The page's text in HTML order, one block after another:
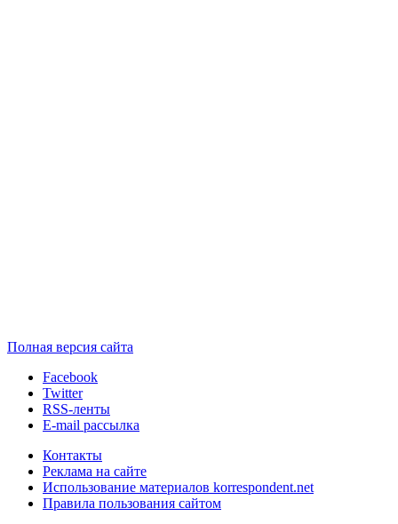
Полная версия сайта
Facebook
Twitter
RSS-ленты
E-mail рассылка
Контакты
Реклама на сайте
Использование материалов korrespondent.net
Правила пользования сайтом